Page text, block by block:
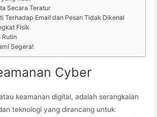
Secara Teratur
Terhadap Email dan Pesan Tidak Dikenal
Fisik
Rutin
Segera!
Cyber
keamanan digital, adalah serangkaian
teknologi yang dirancang untuk